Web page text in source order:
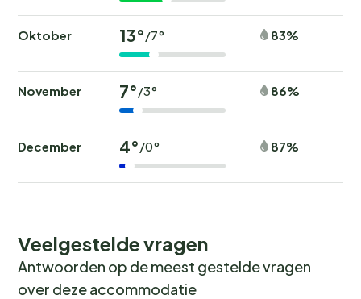
Oktober 13°/7° 83%
November 7°/3° 86%
December 4°/0° 87%
Veelgestelde vragen
Antwoorden op de meest gestelde vragen
over deze accommodatie